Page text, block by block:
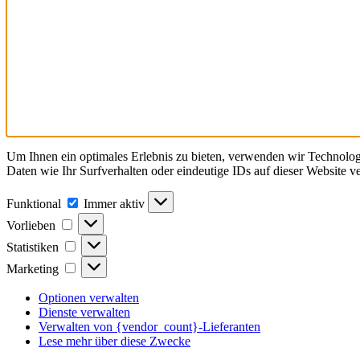
Um Ihnen ein optimales Erlebnis zu bieten, verwenden wir
Daten wie Ihr Surfverhalten oder eindeutige IDs auf dieser Website
Funktional Funktional
Immer aktiv
Vorlieben
Vorlieben
Statistiken Statistiken
Marketing Marketing
Optionen verwalten
Dienste verwalten
Verwalten von {vendor_count}-Lieferanten
Lese mehr über diese Zwecke